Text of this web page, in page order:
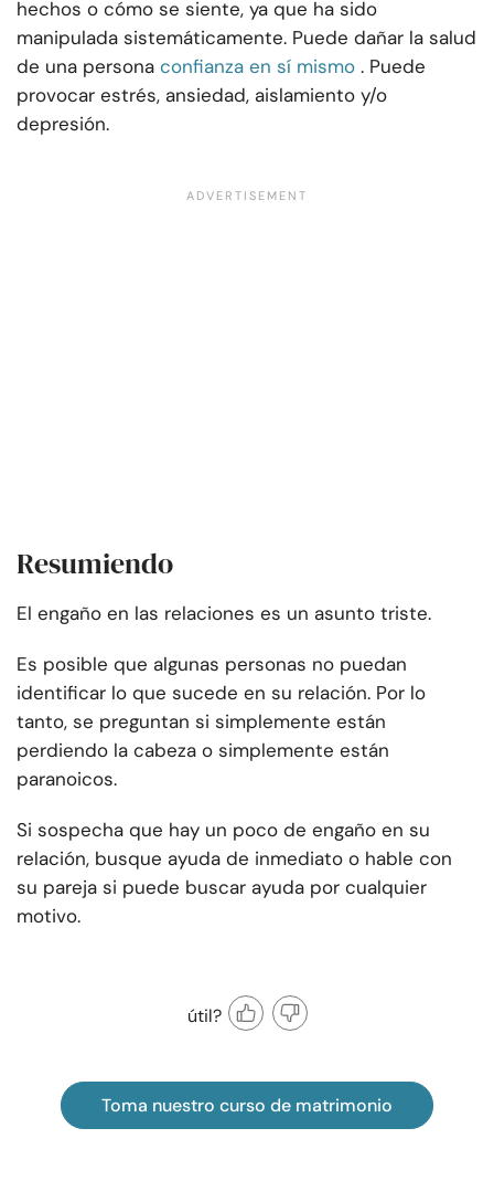
hechos o cómo se siente, ya que ha sido
manipulada sistemáticamente. Puede dañar la salud
de una persona confianza en sí mismo . Puede
provocar estrés, ansiedad, aislamiento y/o
depresión.
Resumiendo
El engaño en las relaciones es un asunto triste.
Es posible que algunas personas no puedan
identificar lo que sucede en su relación. Por lo
tanto, se preguntan si simplemente están
perdiendo la cabeza o simplemente están
paranoicos.
Si sospecha que hay un poco de engaño en su
relación, busque ayuda de inmediato o hable con
su pareja si puede buscar ayuda por cualquier
motivo.
útil?
Toma nuestro curso de matrimonio